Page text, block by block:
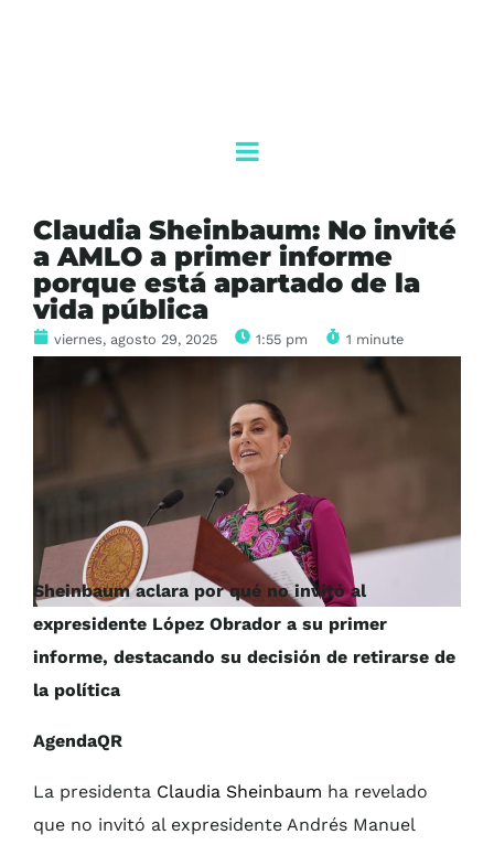
Claudia Sheinbaum: No invité
a AMLO a primer informe
porque está apartado de la
vida pública
viernes, agosto 29, 2025 1:55 pm 1 minute
Sheinbaum aclara por qué no invitó al
expresidente López Obrador a su primer
informe, destacando su decisión de retirarse de
la política
AgendaQR
La presidenta Claudia Sheinbaum ha revelado
que no invitó al expresidente Andrés Manuel